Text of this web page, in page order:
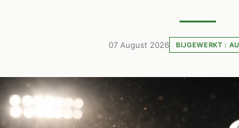
07 August 2026 BIJGEWERKT :